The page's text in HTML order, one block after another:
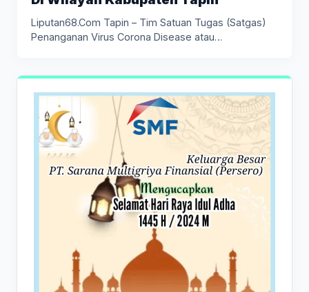
Liputan68.Com Tapin – Tim Satuan Tugas (Satgas)
Penanganan Virus Corona Disease atau…